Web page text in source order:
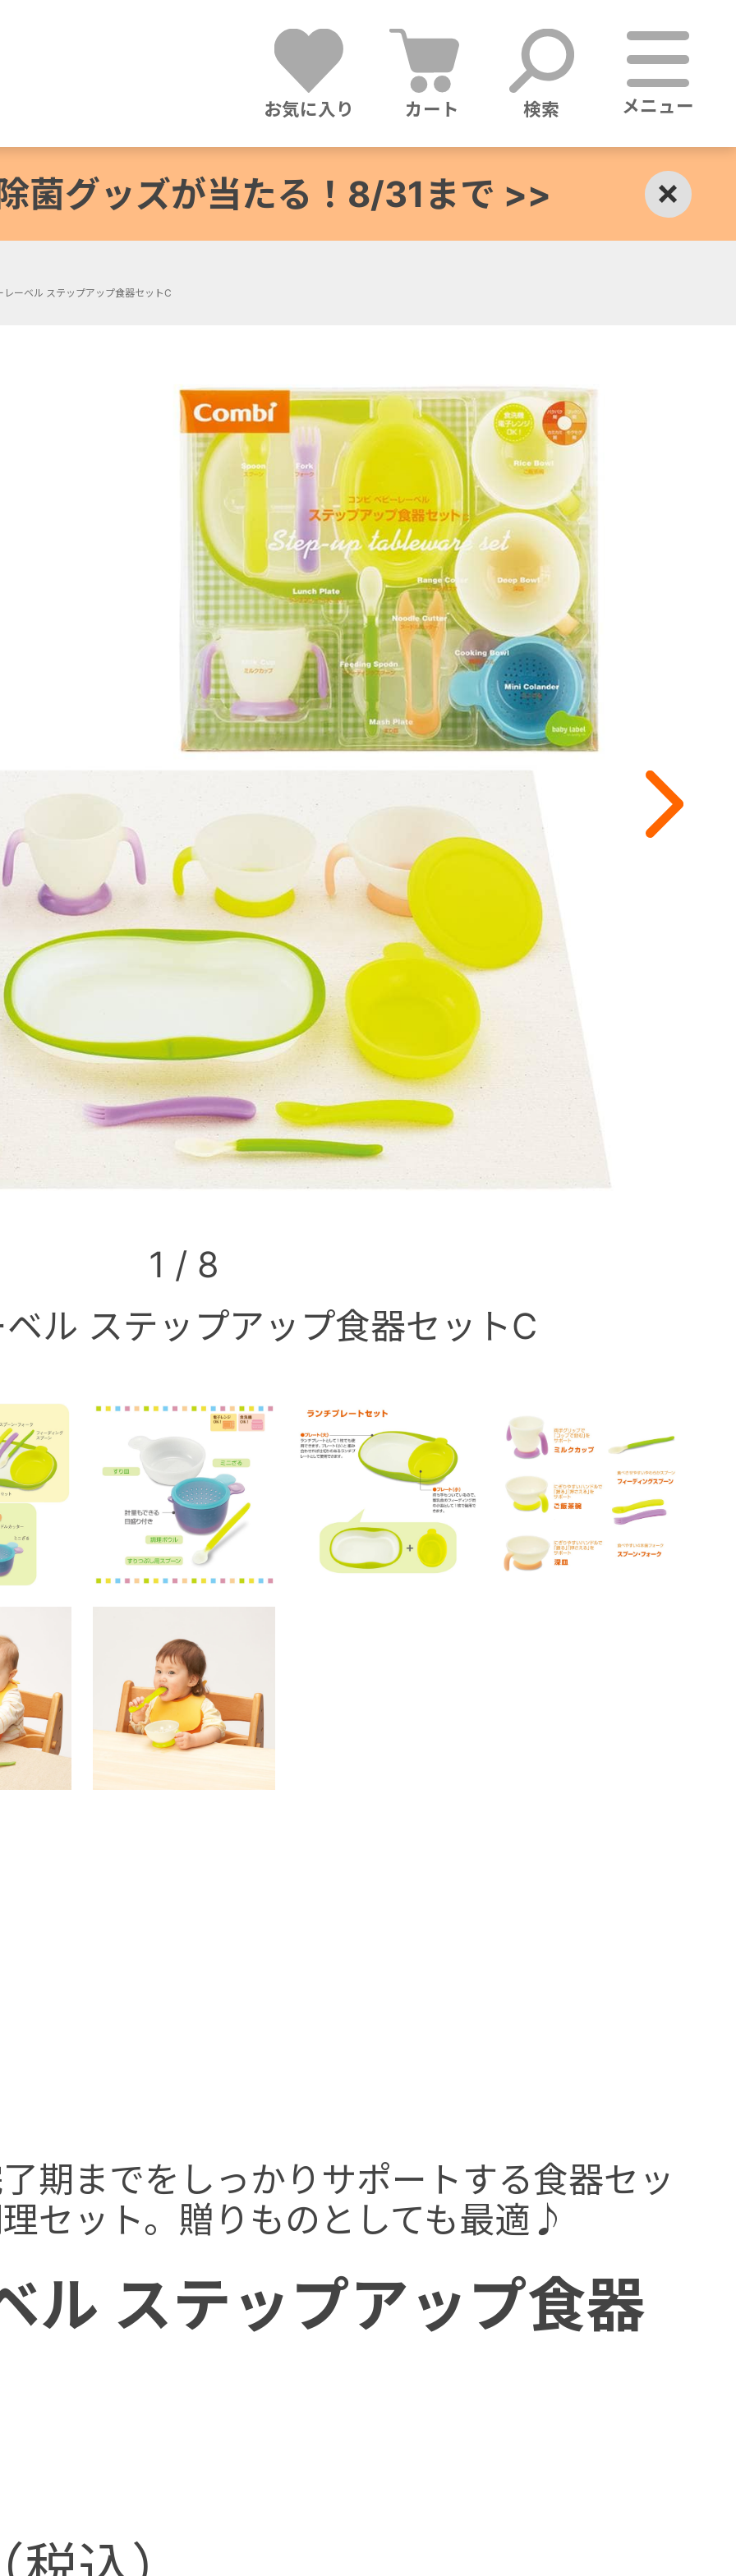
お気に入り カート 検索 メニュー
菌グッズが当たる！8/31まで >>
レーベル ステップアップ食器セットC
ル ステップアップ食器セットC
1 / 8
ル ステップアップ食器
期までをしっかりサポートする食器セッ
セット。贈りものとしても最適♪